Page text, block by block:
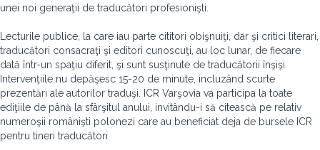
unei noi generaţii de traducători profesionişti.
Lecturile publice, la care iau parte cititori obişnuiţi, dar şi critici literari,
traducători consacraţi şi editori cunoscuţi, au loc lunar, de fiecare
dată într-un spaţiu diferit, şi sunt susţinute de traducătorii înşişi.
Intervenţiile nu depăşesc 15-20 de minute, incluzând scurte
prezentări ale autorilor traduşi. ICR Varşovia va participa la toate
ediţiile de până la sfârşitul anului, invitându-i să citească pe relativ
numeroşii românişti polonezi care au beneficiat deja de bursele ICR
pentru tineri traducători.